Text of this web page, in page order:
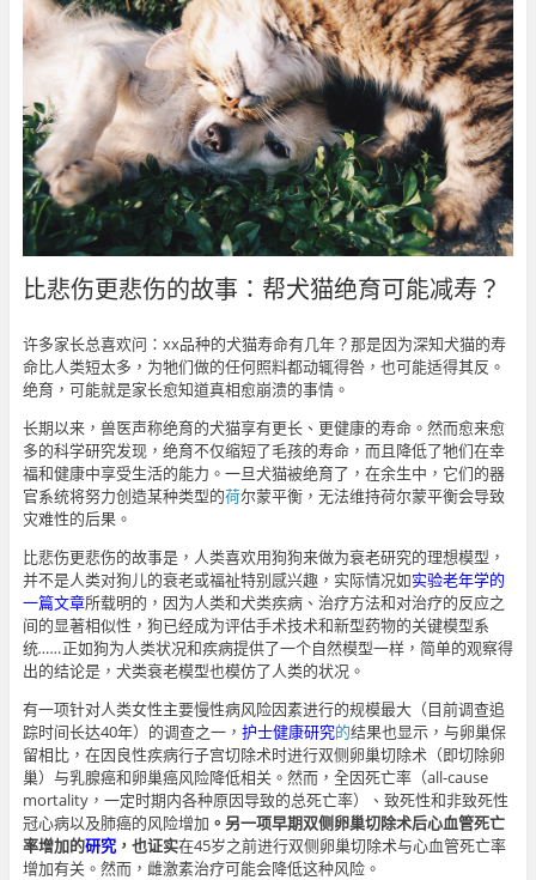
比悲伤更悲伤的故事：帮犬猫绝育可能减寿？
许多家长总喜欢问：xx品种的犬猫寿命有几年？那是因为深知犬猫的寿
命比人类短太多，为牠们做的任何照料都动辄得咎，也可能适得其反。
绝育，可能就是家长愈知道真相愈崩溃的事情。
长期以来，兽医声称绝育的犬猫享有更长、更健康的寿命。然而愈来愈
多的科学研究发现，绝育不仅缩短了毛孩的寿命，而且降低了牠们在幸
福和健康中享受生活的能力。一旦犬猫被绝育了，在余生中，它们的器
官系统将努力创造某种类型的荷尔蒙平衡，无法维持荷尔蒙平衡会导致
灾难性的后果。
比悲伤更悲伤的故事是，人类喜欢用狗狗来做为衰老研究的理想模型，
并不是人类对狗儿的衰老或福祉特别感兴趣，实际情况如实验老年学的
一篇文章所载明的，因为人类和犬类疾病、治疗方法和对治疗的反应之
间的显著相似性，狗已经成为评估手术技术和新型药物的关键模型系
统……正如狗为人类状况和疾病提供了一个自然模型一样，简单的观察得
出的结论是，犬类衰老模型也模仿了人类的状况。
有一项针对人类女性主要慢性病风险因素进行的规模最大（目前调查追
踪时间长达40年）的调查之一， 护士健康研究的结果也显示，与卵巢保
留相比，在因良性疾病行子宫切除术时进行双侧卵巢切除术（即切除卵
巢）与乳腺癌和卵巢癌风险降低相关。然而，全因死亡率（all-cause
mortality，一定时期内各种原因导致的总死亡率）、致死性和非致死性
冠心病以及肺癌的风险增加 。另一项早期双侧卵巢切除术后心血管死亡
率增加的研究，也证实在45岁之前进行双侧卵巢切除术与心血管死亡率
增加有关。然而，雌激素治疗可能会降低这种风险。